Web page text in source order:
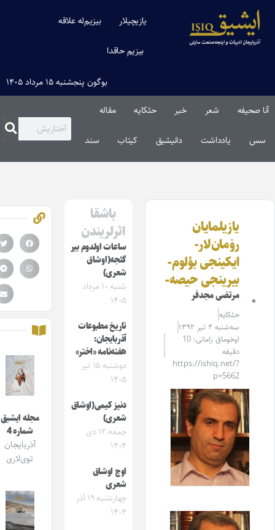
یازیچیلار بیزیم‌له علاقه
بیزیم حاقدا
بوگون پنجشنبه ۱۵ مرداد ۱۴۰۵
صحیفه شعر حئکایه مقاله‌
یادداشت دانیشیق کیتاب سند
یازیلمایان
روْمان‌لار-
ایکینجی بؤلوم-
بیرینجی حیصه-
مرتضی مجدفر
حئکایه
سه‌شنبه ۴ تیر ۱۳۹۲
اوخوماق زامانی: 10
دقیقه
https://ishiq.net/?
p=5662
باشقا
اثرلریندن
ساعات اولدوم بیر
گئجه(اوشاق
شعری)
شنبه ۱۰ مرداد
۱۴۰۵
تاریخ مطبوعات
آذربایجان:
هفته‌نامه «اختر»
دوشنبه ۱۵ تیر
۱۴۰۵
دنیز کیمی(اوشاق
شعری)
جمعه ۱۲ دی
۱۴۰۴
اوچ اوشاق
شعری
چهارشنبه ۱۹ آذر
۱۴۰۴
مجله ایشیق
شماره 4
آذربایجان
توی‌لاری